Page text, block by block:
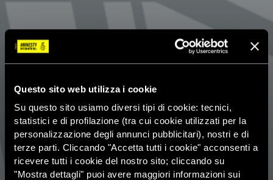
Questo sito web utilizza i cookie
Su questo sito usiamo diversi tipi di cookie: tecnici,
statistici e di profilazione (tra cui cookie utilizzati per la
personalizzazione degli annunci pubblicitari), nostri e di
terze parti. Cliccando "Accetta tutti i cookie" acconsenti a
ricevere tutti i cookie del nostro sito; cliccando su
"Mostra dettagli" puoi avere maggiori informazioni sui